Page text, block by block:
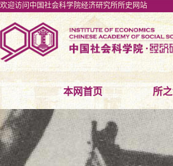
欢迎访问中国社会科学院经济研究所所史网站
本网首页 所